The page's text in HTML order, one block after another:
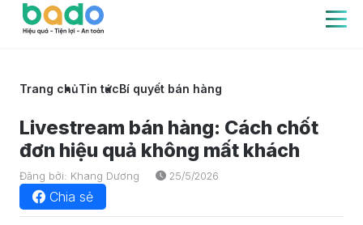
Trang chủTin tứcBí quyết bán hàng
Livestream bán hàng: Cách chốt
đơn hiệu quả không mất khách
Đăng bởi: Khang Dương 25/5/2026
Chia sẻ